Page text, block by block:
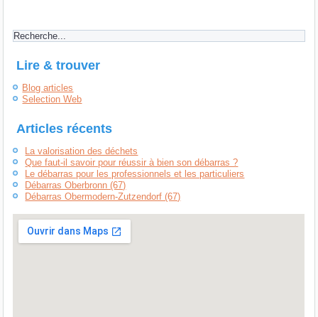
Lire & trouver
Blog articles
Selection Web
Articles récents
La valorisation des déchets
Que faut-il savoir pour réussir à bien son débarras ?
Le débarras pour les professionnels et les particuliers
Débarras Oberbronn (67)
Débarras Obermodern-Zutzendorf (67)